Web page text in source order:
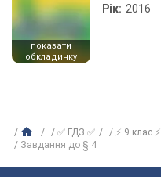
показати
обкладинку
Рік: 2016
✅ ГДЗ ✅ ⚡ 9 клас ⚡
Завдання до § 4